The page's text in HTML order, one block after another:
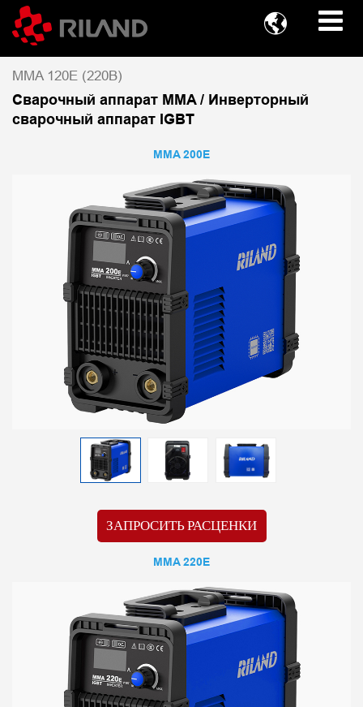

MMA 120E (220В)
Сварочный аппарат MMA / Инверторный
сварочный аппарат IGBT
MMA 200E
ЗАПРОСИТЬ РАСЦЕНКИ
MMA 220E